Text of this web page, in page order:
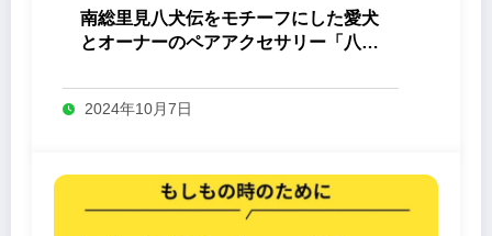
南総里見八犬伝をモチーフにした愛犬
とオーナーのペアアクセサリー「八心
2024年10月7日